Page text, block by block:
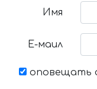
Имя
Е-маил
оповещать